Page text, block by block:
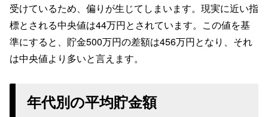
受けているため、偏りが生じてしまいます。現実に近い指
標とされる中央値は44万円とされています。この値を基
準にすると、貯金500万円の差額は456万円となり、それ
は中央値より多いと言えます。
年代別の平均貯金額